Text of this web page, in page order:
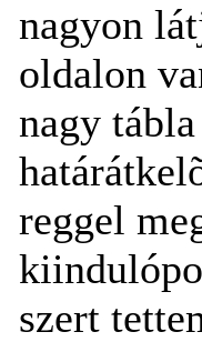
nagyon
oldalon
nagy
reggel
szert